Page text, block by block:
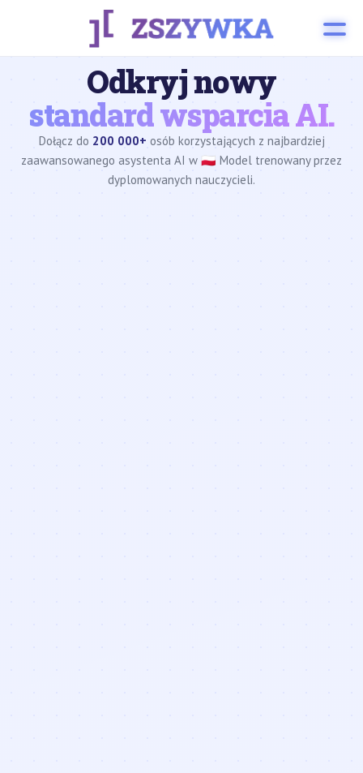
Odkryj nowy
standard wsparcia AI.
Dołącz do 200 000+ osób korzystających z najbardziej
zaawansowanego asystenta AI w 🇵🇱 Model trenowany przez
dyplomowanych nauczycieli.